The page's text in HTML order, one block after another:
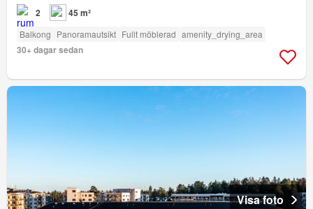
2 45 m²
Balkong Panoramautsikt Fullt möblerad amenity_drying_area
30+ dagar sedan
Visa foto